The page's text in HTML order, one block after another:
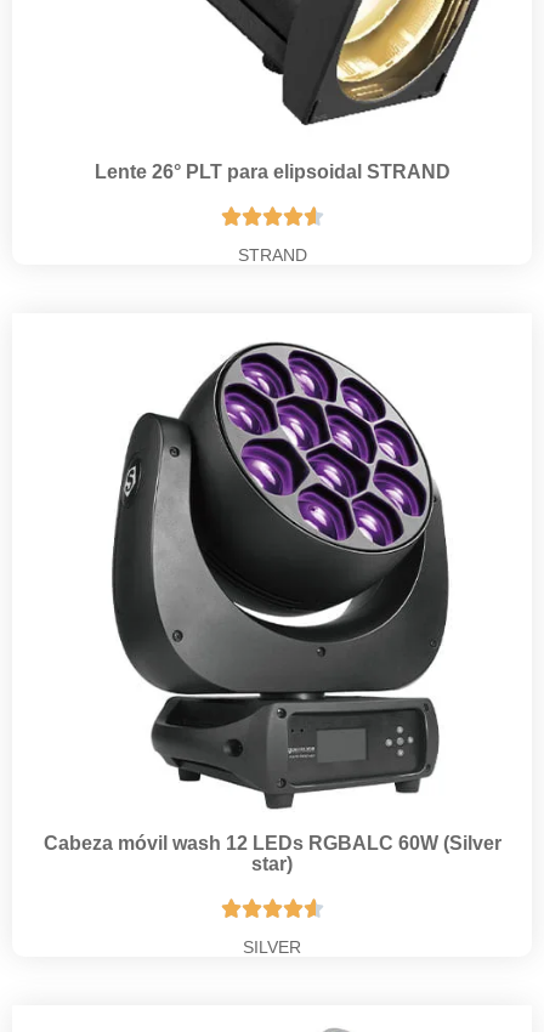
Lente 26° PLT para elipsoidal STRAND

STRAND
Cabeza móvil wash 12 LEDs RGBALC 60W (Silver
star)

SILVER